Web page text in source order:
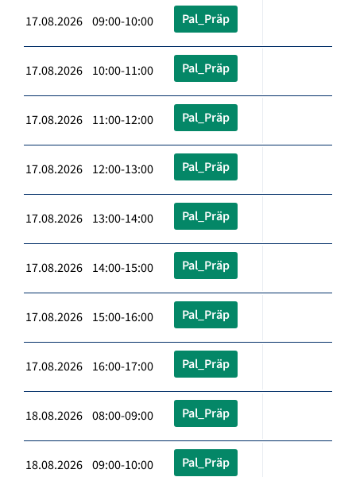
17.08.2026 09:00-10:00 Pal_Präp
17.08.2026 10:00-11:00 Pal_Präp
17.08.2026 11:00-12:00 Pal_Präp
17.08.2026 12:00-13:00 Pal_Präp
17.08.2026 13:00-14:00 Pal_Präp
17.08.2026 14:00-15:00 Pal_Präp
17.08.2026 15:00-16:00 Pal_Präp
17.08.2026 16:00-17:00 Pal_Präp
18.08.2026 08:00-09:00 Pal_Präp
18.08.2026 09:00-10:00 Pal_Präp